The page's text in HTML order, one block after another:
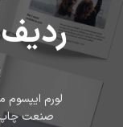
لورم ایپسوم متن
صنعت چاپ و با